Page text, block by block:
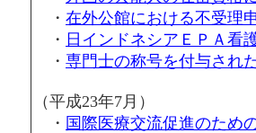
・ 在外公館における不受理
・ 日インドネシアＥＰＡ看
・ 専門士の称号を付与され
（平成23年7月）
・ 国際医療交流促進のため